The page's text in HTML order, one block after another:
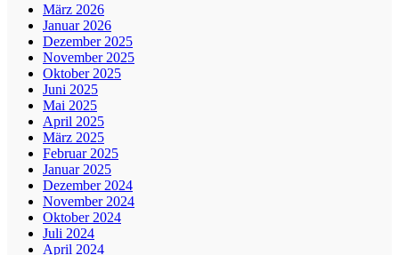
März 2026
Januar 2026
Dezember 2025
November 2025
Oktober 2025
Juni 2025
Mai 2025
April 2025
März 2025
Februar 2025
Januar 2025
Dezember 2024
November 2024
Oktober 2024
Juli 2024
April 2024